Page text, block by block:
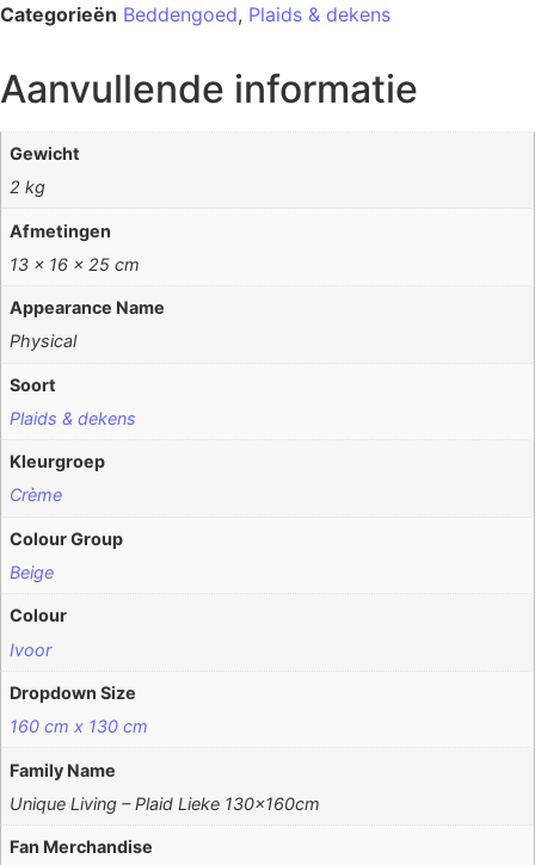
Categorieën Beddengoed, Plaids & dekens
Aanvullende informatie
Gewicht
2 kg
Afmetingen
13 × 16 × 25 cm
Appearance Name
Physical
Soort
Plaids & dekens
Kleurgroep
Crème
Colour Group
Beige
Colour
Ivoor
Dropdown Size
160 cm x 130 cm
Family Name
Unique Living – Plaid Lieke 130x160cm
Fan Merchandise